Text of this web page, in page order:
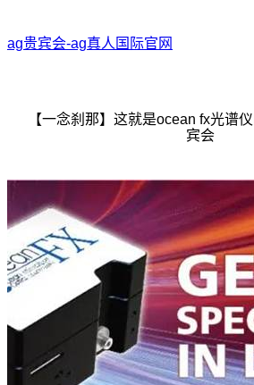
for:
ag贵宾会-ag真人国际官网
【一念刹那】这就是ocean fx光谱
宾会